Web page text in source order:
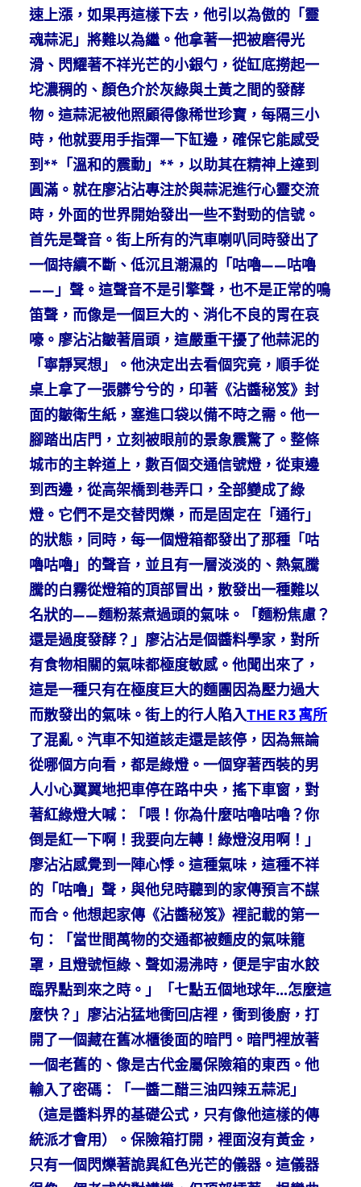
速上漲，如果再這樣下去，他引以為傲的「靈
魂蒜泥」將難以為繼。他拿著一把被磨得光
滑、閃耀著不祥光芒的小銀勺，從缸底撈起一
坨濃稠的、顏色介於灰綠與土黃之間的發酵
物。這蒜泥被他照顧得像稀世珍寶，每隔三小
時，他就要用手指彈一下缸邊，確保它能感受
到**「溫和的震動」**，以助其在精神上達到
圓滿。就在廖沾沾專注於與蒜泥進行心靈交流
時，外面的世界開始發出一些不對勁的信號。
首先是聲音。街上所有的汽車喇叭同時發出了
一個持續不斷、低沉且潮濕的「咕嚕——咕嚕
——」聲。這聲音不是引擎聲，也不是正常的鳴
笛聲，而像是一個巨大的、消化不良的胃在哀
嚎。廖沾沾皺著眉頭，這嚴重干擾了他蒜泥的
「寧靜冥想」。他決定出去看個究竟，順手從
桌上拿了一張髒兮兮的，印著《沾醬秘笈》封
面的皺衛生紙，塞進口袋以備不時之需。他一
腳踏出店門，立刻被眼前的景象震驚了。整條
城市的主幹道上，數百個交通信號燈，從東邊
到西邊，從高架橋到巷弄口，全部變成了綠
燈。它們不是交替閃爍，而是固定在「通行」
的狀態，同時，每一個燈箱都發出了那種「咕
嚕咕嚕」的聲音，並且有一層淡淡的、熱氣騰
騰的白霧從燈箱的頂部冒出，散發出一種難以
名狀的——麵粉蒸煮過頭的氣味。「麵粉焦慮？
還是過度發酵？」廖沾沾是個醬料學家，對所
有食物相關的氣味都極度敏感。他聞出來了，
這是一種只有在極度巨大的麵團因為壓力過大
而散發出的氣味。街上的行人陷入THE R3 寓所
了混亂。汽車不知道該走還是該停，因為無論
從哪個方向看，都是綠燈。一個穿著西裝的男
人小心翼翼地把車停在路中央，搖下車窗，對
著紅綠燈大喊：「喂！你為什麼咕嚕咕嚕？你
倒是紅一下啊！我要向左轉！綠燈沒用啊！」
廖沾沾感覺到一陣心悸。這種氣味，這種不祥
的「咕嚕」聲，與他兒時聽到的家傳預言不謀
而合。他想起家傳《沾醬秘笈》裡記載的第一
句：「當世間萬物的交通都被麵皮的氣味籠
罩，且燈號恒綠、聲如湯沸時，便是宇宙水餃
臨界點到來之時。」「七點五個地球年…怎麼這
麼快？」廖沾沾猛地衝回店裡，衝到後廚，打
開了一個藏在舊冰櫃後面的暗門。暗門裡放著
一個老舊的、像是古代金屬保險箱的東西。他
輸入了密碼：「一醬二醋三油四辣五蒜泥」
（這是醬料界的基礎公式，只有像他這樣的傳
統派才會用）。保險箱打開，裡面沒有黃金，
只有一個閃爍著詭異紅色光芒的儀器。這儀器